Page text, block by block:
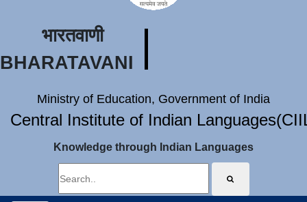
भारतवाणी
BHARATAVANI
Ministry of Education, Government of India
Central Institute of Indian
Knowledge through Indian Languages